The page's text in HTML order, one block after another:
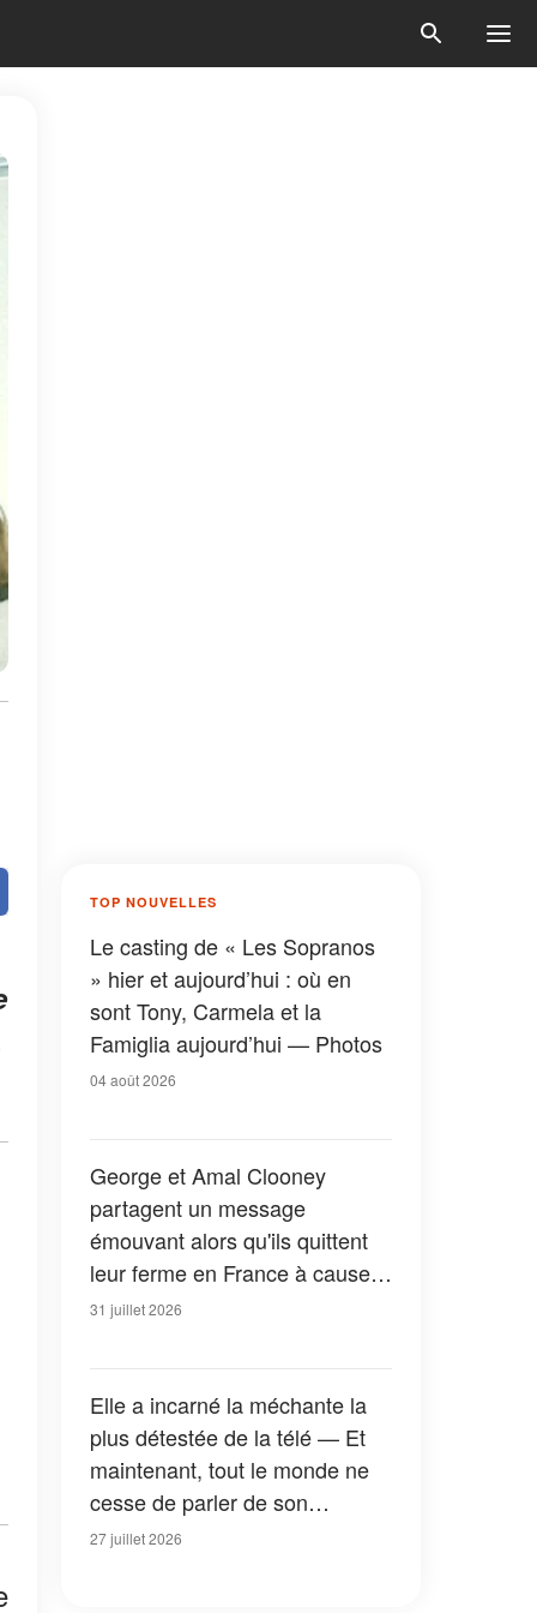
TOP NOUVELLES
Le casting de « Les Sopranos
» hier et aujourd’hui : où en
sont Tony, Carmela et la
Famiglia aujourd’hui — Photos
04 août 2026
George et Amal Clooney
partagent un message
émouvant alors qu'ils quittent
leur ferme en France à cause
des feux de forêt — Tous les
31 juillet 2026
Elle a incarné la méchante la
plus détestée de la télé — Et
maintenant, tout le monde ne
cesse de parler de son
apparition dans la nouvelle
27 juillet 2026